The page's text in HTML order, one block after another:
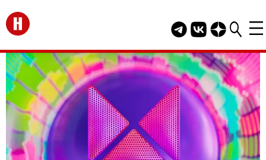
Перейти на главную
Telegram канал
Группа HELLO
Канал